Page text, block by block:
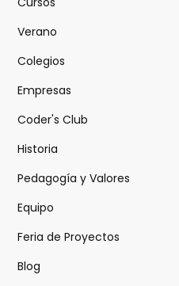
Verano
Colegios
Empresas
Coder's Club
Historia
Pedagogía y Valores
Equipo
Feria de Proyectos
Blog